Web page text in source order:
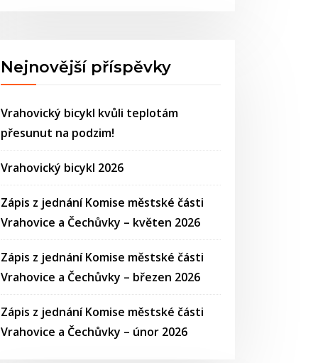
Nejnovější příspěvky
Vrahovický bicykl kvůli teplotám
přesunut na podzim!
Vrahovický bicykl 2026
Zápis z jednání Komise městské části
Vrahovice a Čechůvky – květen 2026
Zápis z jednání Komise městské části
Vrahovice a Čechůvky – březen 2026
Zápis z jednání Komise městské části
Vrahovice a Čechůvky – únor 2026